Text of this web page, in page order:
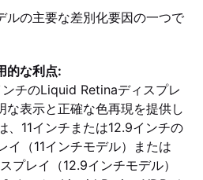
ルの主要な差別化要因の一つで
的な利点:
チのLiquid Retinaディスプレ
な表示と正確な色再現を提供し
11インチまたは12.9インチの
（11インチモデル）または
プレイ（12.9インチモデル）